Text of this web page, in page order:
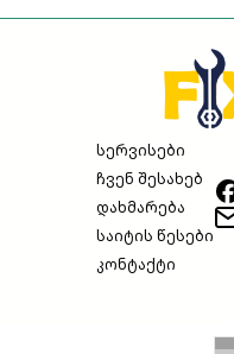
სერვისები
ჩვენ შესახებ
დახმარება
საიტის წესები
კონტაქტი